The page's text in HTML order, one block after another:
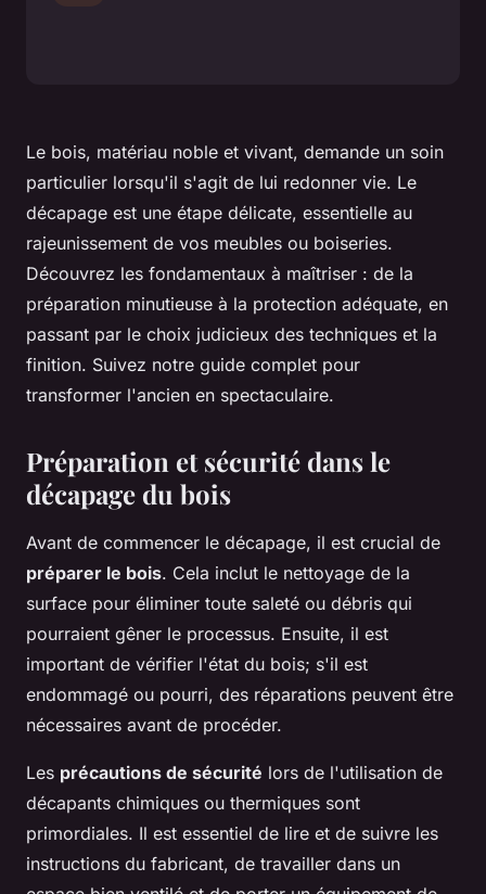
Le bois, matériau noble et vivant, demande un soin
particulier lorsqu'il s'agit de lui redonner vie. Le
décapage est une étape délicate, essentielle au
rajeunissement de vos meubles ou boiseries.
Découvrez les fondamentaux à maîtriser : de la
préparation minutieuse à la protection adéquate, en
passant par le choix judicieux des techniques et la
finition. Suivez notre guide complet pour
transformer l'ancien en spectaculaire.
Préparation et sécurité dans le
décapage du bois
Avant de commencer le décapage, il est crucial de
préparer le bois. Cela inclut le nettoyage de la
surface pour éliminer toute saleté ou débris qui
pourraient gêner le processus. Ensuite, il est
important de vérifier l'état du bois; s'il est
endommagé ou pourri, des réparations peuvent être
nécessaires avant de procéder.
Les précautions de sécurité lors de l'utilisation de
décapants chimiques ou thermiques sont
primordiales. Il est essentiel de lire et de suivre les
instructions du fabricant, de travailler dans un